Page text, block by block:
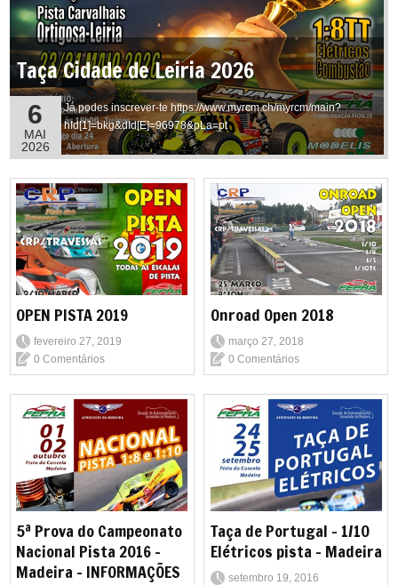
6
MAI
2026
Taça Cidade de Leiria 2026
Já podes inscrever-te https://www.myrcm.ch/myrcm/main?
hId[1]=bkg&dId[E]=96978&pLa=pt
OPEN PISTA 2019
fevereiro 27, 2019
0 Comentários
Onroad Open 2018
março 27, 2018
0 Comentários
5ª Prova do Campeonato
Nacional Pista 2016 -
Madeira - INFORMAÇÕES
Taça de Portugal - 1/10
Elétricos pista - Madeira
setembro 19, 2016